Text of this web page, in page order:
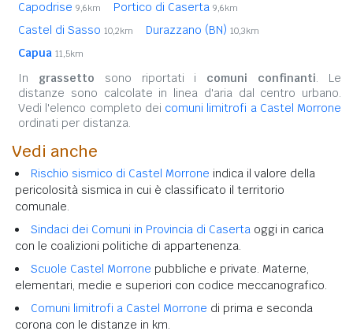
Capodrise 9,6km Portico di Caserta 9,6km
Castel di Sasso 10,2km Durazzano (BN) 10,3km
Capua 11,5km
In grassetto sono riportati i comuni confinanti. Le
distanze sono calcolate in linea d'aria dal centro urbano.
Vedi l'elenco completo dei comuni limitrofi a Castel Morrone
ordinati per distanza.
Vedi anche
Rischio sismico di Castel Morrone indica il valore della
pericolosità sismica in cui è classificato il territorio
comunale.
Sindaci dei Comuni in Provincia di Caserta oggi in carica
con le coalizioni politiche di appartenenza.
Scuole Castel Morrone pubbliche e private. Materne,
elementari, medie e superiori con codice meccanografico.
Comuni limitrofi a Castel Morrone di prima e seconda
corona con le distanze in km.